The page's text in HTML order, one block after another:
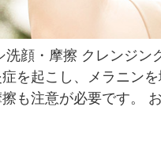
顔・摩擦 クレンジン
を起こし、メラニン
も注意が必要です。